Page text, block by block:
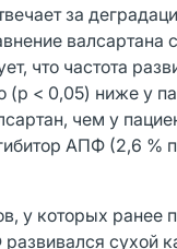
за
валсартана
что частота
(p < 0,05) ниже у
чем у
АПФ (2,6 %
у которых ранее
сухой